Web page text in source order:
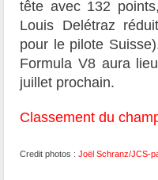
tête avec 132
Louis Delétraz
pour le pilote
Formula V8 aura
juillet prochain.
Classement du
Credit photos :Joël Schranz/JCS-p